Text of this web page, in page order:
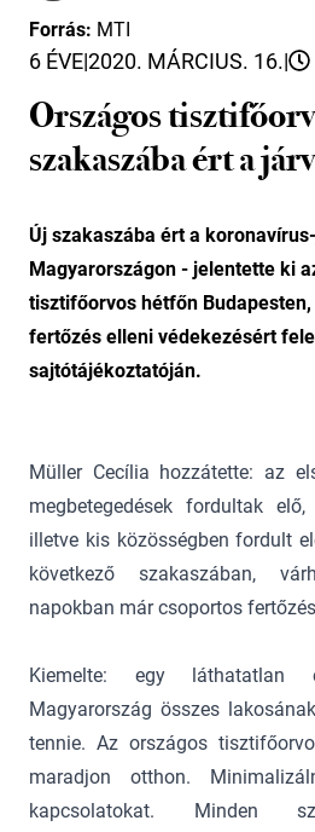
Forrás: MTI
6 ÉVE|2020. MÁRCIUS. 16.|
Országos
szakaszába ért a
Új szakaszába ért a
Magyarországon - jelentette ki
tisztifőorvos hétfőn
fertőzés elleni védekezésért
sajtótájékoztatóján.
Müller Cecília hozzátette: az
megbetegedések fordultak
illetve kis közösségben fordult
következő szakaszában,
napokban már csoportos
Kiemelte: egy láthatatlan
Magyarország összes
tennie. Az országos
maradjon otthon.
kapcsolatokat. Minden